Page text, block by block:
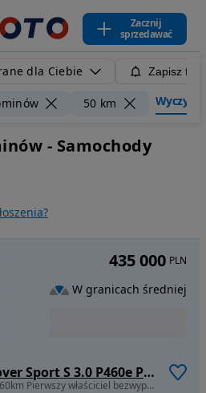
Zacznij
sprzedawać
dla Ciebie Zapisz
50 km Wyczyść
- Samochody
Land Rover Range Rover Sport S 3.0 P460e PHEV Dynamic HSE
2997 cm3 • 460 KM • Hybrid 460km Pierwszy właściciel bezwypadkowy full opcja fv VAT
435 000 PLN
W granicach średniej